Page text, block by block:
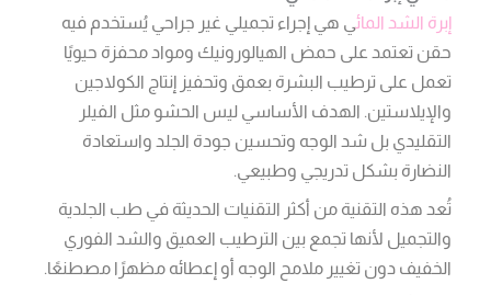
إبرة الشد المائ ي هي إجراء تجميلي غير جراحي يُستخدم فيه
حقن تعتمد على حمض الهيالورونيك ومواد محفزة حيويًا
تعمل على ترطيب البشرة بعمق وتحفيز إنتاج الكولاجين
والإيلاستين. الهدف الأساسي ليس الحشو مثل الفيلر
التقليدي بل شد الوجه وتحسين جودة الجلد واستعادة
النضارة بشكل تدريجي وطبيعي.
تُعد هذه التقنية من أكثر التقنيات الحديثة في طب الجلدية
والتجميل لأنها تجمع بين الترطيب العميق والشد الفوري
الخفيف دون تغيير ملامح الوجه أو إعطائه مظهرًا مصطنعًا.